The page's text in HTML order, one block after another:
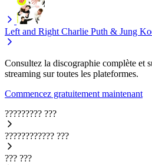
Left and Right Charlie Puth & Jung
Consultez la discographie complète et
streaming sur toutes les plateformes.
Commencez gratuitement maintenant
????????? ???
???????????? ???
??? ???